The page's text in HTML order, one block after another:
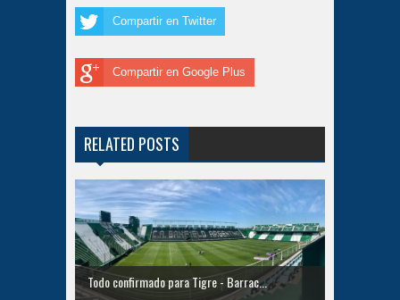
Compartir en Twitter
Compartir en Google Plus
RELATED POSTS
Todo confirmado para Tigre - Barrac...